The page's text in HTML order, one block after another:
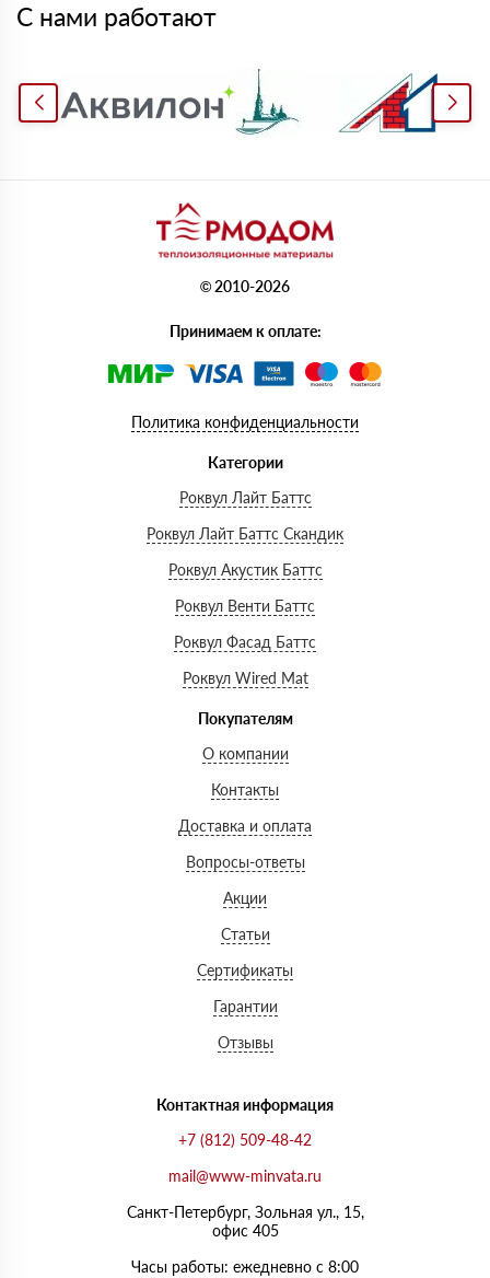
С нами работают
© 2010-2026
Принимаем к оплате:
Политика конфиденциальности
Категории
Роквул Лайт Баттс
Роквул Лайт Баттс Скандик
Роквул Акустик Баттс
Роквул Венти Баттс
Роквул Фасад Баттс
Роквул Wired Mat
Покупателям
О компании
Контакты
Доставка и оплата
Вопросы-ответы
Акции
Статьи
Сертификаты
Гарантии
Отзывы
Контактная информация
+7 (812) 509-48-42
mail@www-minvata.ru
Санкт-Петербург, Зольная ул., 15,
офис 405
Часы работы: ежедневно с 8:00